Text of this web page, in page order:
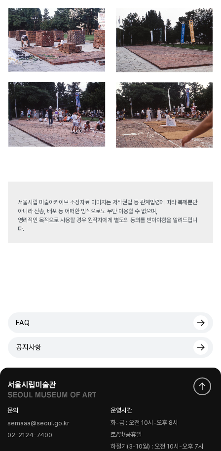
서울시립 미술아카이브 소장자료 이미지는 저작권법 등 관계법령에 따라 복제뿐만
아니라 전송, 배포 등 어떠한 방식으로도 무단 이용할 수 없으며,
영리적인 목적으로 사용할 경우 원작자에게 별도의 동의를 받아야함을 알려드립니
다.
FAQ
공지사항
문의
semaaa@seoul.go.kr
02-2124-7400
운영시간
화-금 : 오전 10시-오후 8시
토/일/공휴일
하절기(3-10월) : 오전 10시-오후 7시